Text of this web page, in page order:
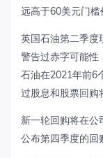
远高于60美元门槛
英国石油第二季度
警告过赤字可能性
石油在2021年前6
过股息和股票回购
新一轮回购将在
公布第四季度的回